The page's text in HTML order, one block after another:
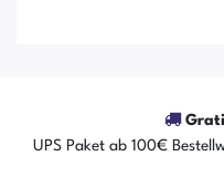
UPS Paket ab 100€